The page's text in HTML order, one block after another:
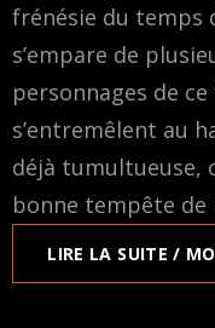
frénésie du temps
s’empare de
personnages de
s’entremêlent au
déjà tumultueuse,
bonne tempête
LIRE LA SUITE /